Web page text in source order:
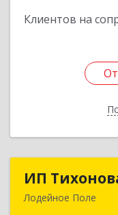
Клиентов на
ИП
Лодейное Поле
ИП